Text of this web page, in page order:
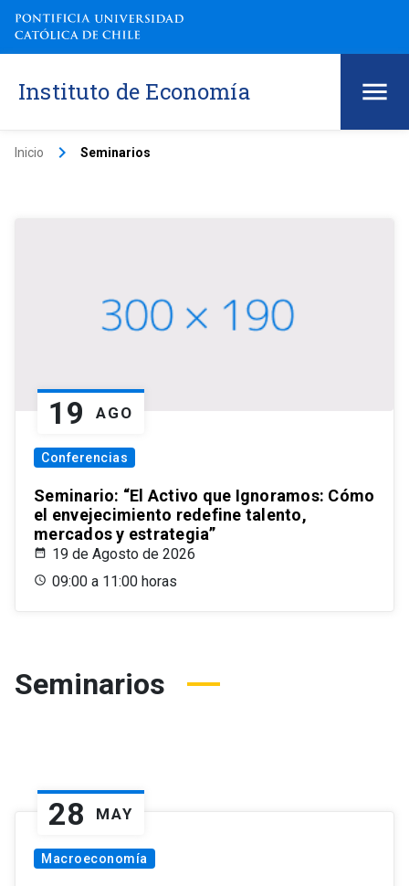
Instituto de Economía
Inicio keyboard_arrow_right Seminarios
19 AGO
Conferencias
Seminario: “El Activo que Ignoramos: Cómo
el envejecimiento redefine talento,
mercados y estrategia”
19 de Agosto de 2026
09:00 a 11:00 horas
Seminarios
28 MAY
Macroeconomía